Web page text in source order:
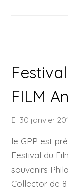
FILM
30 janvier
le GPP est
Festival du
souvenirs
Collector de